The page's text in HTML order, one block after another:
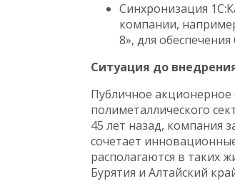
Синхронизация
компании,
8», для
Ситуация до
Публичное акционерное
полиметаллического
45 лет назад, компания
сочетает
располагаются в таких
Бурятия и Алтайский